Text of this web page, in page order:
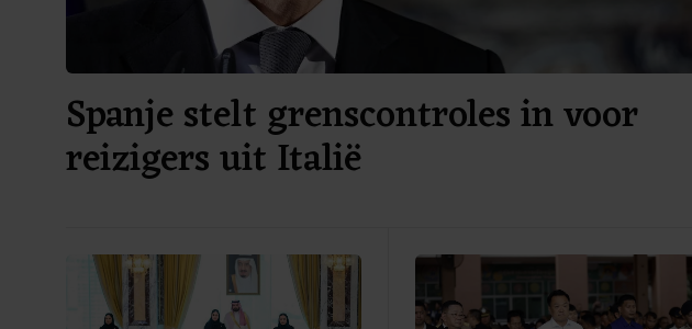
Spanje stelt grenscontroles in voor
reizigers uit Italië